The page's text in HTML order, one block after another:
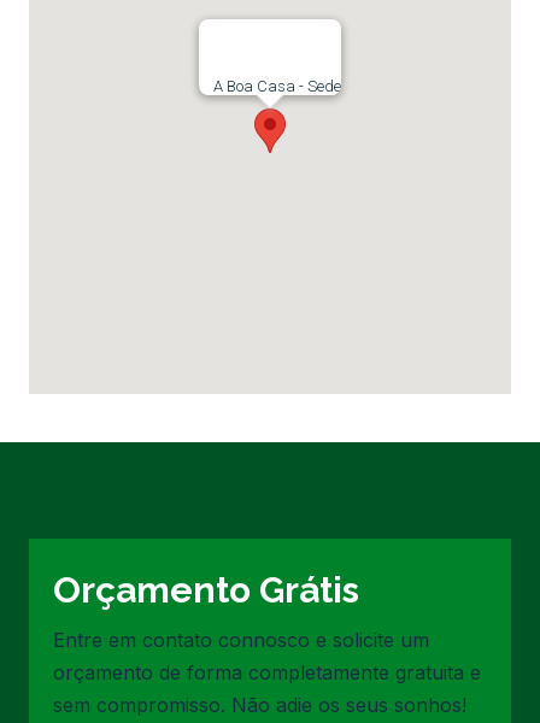
A Boa Casa - Sede
Orçamento Grátis
Entre em contato connosco e solicite um
orçamento de forma completamente gratuita e
sem compromisso. Não adie os seus sonhos!